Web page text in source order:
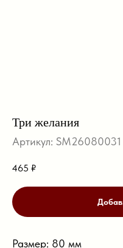
Три желания
Артикул: SM26080031
465 ₽
Размер: 80 мм